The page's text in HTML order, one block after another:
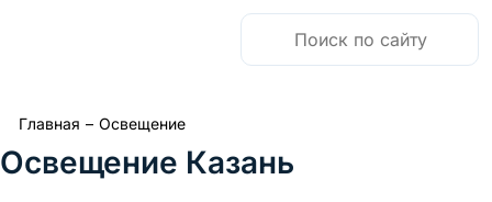
Главная – Освещение
Освещение Казань